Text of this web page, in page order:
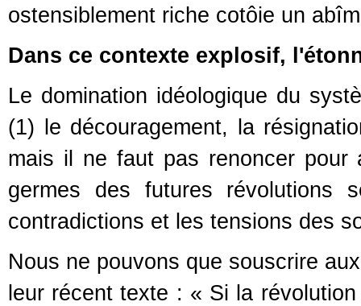
ostensiblement riche cotôie un
Dans ce contexte explosif,
Le domination idéologique du
(1) le découragement, la
mais il ne faut pas renoncer pour
germes des futures
contradictions et les tensions des
Nous ne pouvons que souscrire
leur récent texte : « Si la